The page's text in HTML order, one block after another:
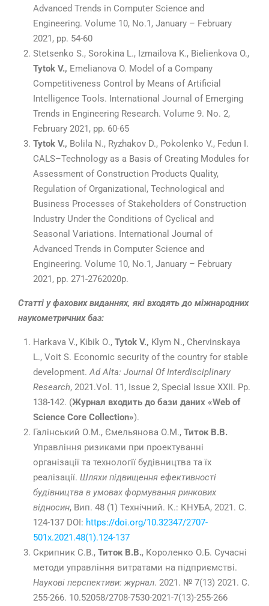
Advanced Trends in Computer Science and
Engineering. Volume 10, No.1, January – February
2021, рр. 54-60
Stetsenko S., Sorokina L., Izmailova K., Bielienkova O.,
Tytok V., Emelianova O. Model of a Company
Competitiveness Control by Means of Artificial
Intelligence Tools. International Journal of Emerging
Trends in Engineering Research. Volume 9. No. 2,
February 2021, рр. 60-65
Tytok V., Bolila N., Ryzhakov D., Pokolenko V., Fedun I.
CALS–Technology as a Basis of Creating Modules for
Assessment of Construction Products Quality,
Regulation of Organizational, Technological and
Business Processes of Stakeholders of Construction
Industry Under the Conditions of Cyclical and
Seasonal Variations. International Journal of
Advanced Trends in Computer Science and
Engineering. Volume 10, No.1, January – February
2021, рр. 271-2762020р.
Статті у фахових виданнях, які входять до міжнародних
наукометричних баз:
Harkava V., Kibik О., Tytok V., Klym N., Chervinskaya
L., Voit S. Economic security of the country for stable
development.Ad Alta: Journal Of Interdisciplinary
Research, 2021.Vol. 11, Issue 2, Special Issue XXII. Рр.
138-142. (Журнал входить до бази даних «Web of
Science Core Collection»).
Галінський О.М., Ємельянова О.М., Титок В.В.
Управління ризиками при проектуванні
організації та технології будівництва та їх
реалізації. Шляхи підвищення ефективності
будівництва в умовах формування ринкових
відносин, Вип. 48 (1) Технічний. К.: КНУБА, 2021. С.
124-137 DOI: https://doi.org/10.32347/2707-
501x.2021.48(1).124-137
Скрипник С.В., Титок В.В., Короленко О.Б. Сучасні
методи управління витратами на підприємстві.
Наукові перспективи: журнал. 2021. № 7(13) 2021. С.
255-266. 10.52058/2708-7530-2021-7(13)-255-266